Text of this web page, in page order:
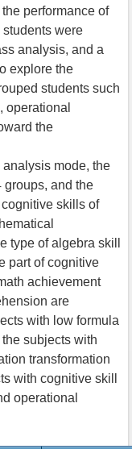
performance of
were
analysis, and a
explore the
students such
operational
the
mode, the
groups, and the
skills of
type of algebra skill
part of cognitive
achievement
are
with low formula
subjects with
transformation
with cognitive skill
operational